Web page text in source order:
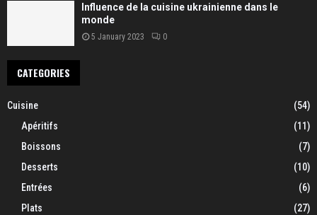
Influence de la cuisine ukrainienne dans le
monde
5 January 2023 0
CATEGORIES
Cuisine
(54)
Apéritifs
(11)
Boissons
(7)
Desserts
(10)
Entrées
(6)
Plats
(27)